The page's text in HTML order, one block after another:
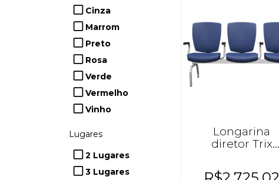
Cinza
Marrom
Preto
Rosa
Verde
Vermelho
Vinho
Lugares
2 Lugares
3 Lugares
Longarina
diretor Trix